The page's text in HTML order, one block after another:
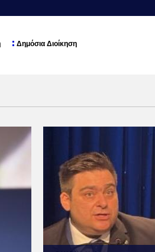
Δημόσια Διοίκηση